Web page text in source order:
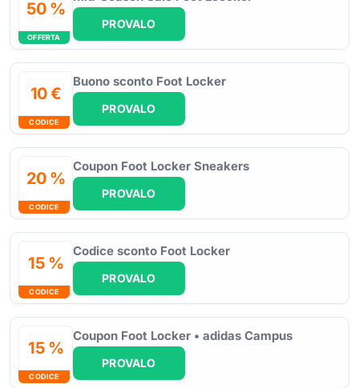
50 %
OFFERTA
PROVALO
10 €
CODICE
Buono sconto Foot Locker
PROVALO
20 %
CODICE
Coupon Foot Locker Sneakers
PROVALO
15 %
CODICE
Codice sconto Foot Locker
PROVALO
15 %
CODICE
Coupon Foot Locker • adidas Campus
PROVALO